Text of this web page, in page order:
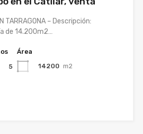
TARRAGONA – Descripción:
de 14.200m2…
5
Área
14200 m2